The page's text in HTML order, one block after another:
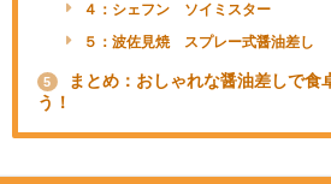
４：シェフン ソイミスター
５：波佐見焼 スプレー式醤油差し
5
まとめ：おしゃれな醤油差しで食
う！